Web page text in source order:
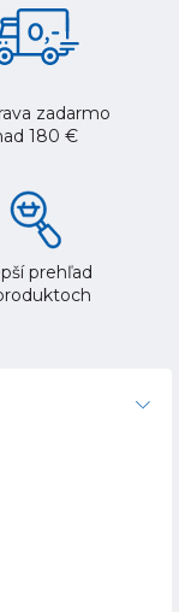
zadarmo
180 €
prehľad